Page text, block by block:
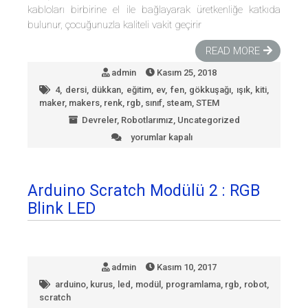
kabloları birbirine el ile bağlayarak üretkenliğe katkıda
bulunur, çocuğunuzla kaliteli vakit geçirir
READ MORE
admin
Kasım 25, 2018
4, dersi, dükkan, eğitim, ev, fen, gökkuşağı, ışık, kiti,
maker, makers, renk, rgb, sınıf, steam, STEM
Devreler, Robotlarımız, Uncategorized
Gökkuşağı
yorumlar kapalı
Arduino Scratch Modülü 2 : RGB
Blink LED
admin
Kasım 10, 2017
arduino, kurus, led , modül , programlama, rgb, robot,
scratch